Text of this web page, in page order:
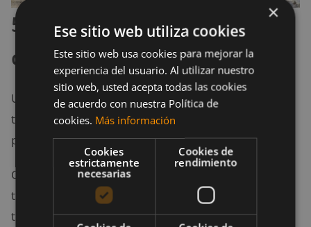
5. No te des una ducha
caliente
Una ducha caliente puede sonar tentador cuando
tienes frío, pero no le brinda ninguno beneficio a tu
piel, más bien la perjudica y la estresa.
Quienes son expertos en el tema, recomiendan una
temperatura de 30° en la ducha. Esto, al igual que
tomar duchas de aproximadamente 10 minutos,
×
Ese sitio web utiliza cookies
Este sitio web usa cookies para mejorar la
experiencia del usuario. Al utilizar nuestro
sitio web, usted acepta todas las cookies
de acuerdo con nuestra Política de
cookies. Más información
Cookies
estrictamente
necesarias
Cookies de
rendimiento